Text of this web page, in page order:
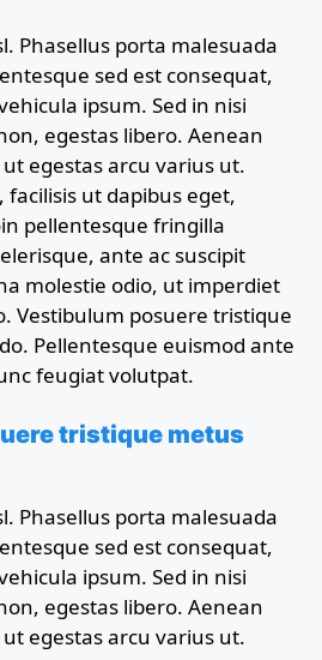
Phasellus porta malesuada
sed est consequat,
ipsum. Sed in nisi
egestas libero. Aenean
egestas arcu varius ut.
facilisis ut dapibus eget,
pellentesque fringilla
ante ac suscipit
molestie odio, ut imperdiet
Vestibulum posuere tristique
Pellentesque euismod ante
feugiat volutpat.
tristique metus
Phasellus porta malesuada
sed est consequat,
ipsum. Sed in nisi
egestas libero. Aenean
egestas arcu varius ut.